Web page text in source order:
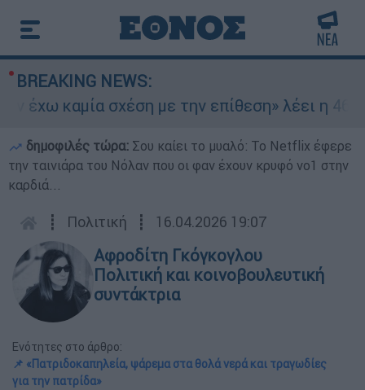
BREAKING NEWS:
καμία σχέση με την επίθεση» λέει η
δημοφιλές τώρα: Σου καίει το μυαλό: Το Netflix έφερε
την ταινιάρα του Νόλαν που οι φαν έχουν κρυφό νο1 στην
καρδιά...
┋ Πολιτική ┋ 16.04.2026 19:07
Αφροδίτη Γκόγκογλου
Πολιτική και κοινοβουλευτική
συντάκτρια
Ενότητες στο άρθρο:
📌 «Πατριδοκαπηλεία, ψάρεμα στα θολά νερά και τραγωδίες
για την πατρίδα»